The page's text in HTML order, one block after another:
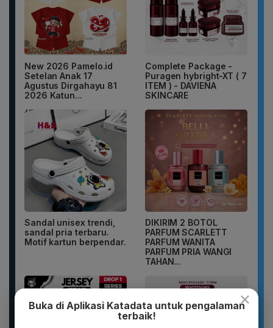
New 2026 Pamelo.id
Setelan Anak 17
Agustus Dirgahayu 81
2026 Katun...
Complete Package -
Puragen hybright-XT ( 7
ITEM ) - DAVIENA
SKINCARE
Sandal unisex trendi,
sandal pria terbaru.
Motif kartun berpendar.
DIKIRIM 2 BOTOL
PARFUM SCARLETT
PARFUM WANITA
PARFUM PRIA WANGI
TAHAN...
×
Buka di Aplikasi Katadata untuk pengalaman
terbaik!